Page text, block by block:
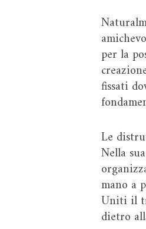
per la
fissati
Le
Nella
mano a
Uniti il
dietro